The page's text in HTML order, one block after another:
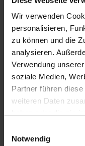
Wir verwenden
personalisieren,
zu können und die
analysieren.
Verwendung
soziale Medien,
Partner führen
weiteren Daten
Zustimmungen
Notwendig
09.02.2018
Bauarbeiten
Elmshorn